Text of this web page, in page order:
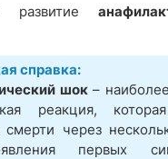
развитие
справка:
шок–
реакция,
смерти через
первых